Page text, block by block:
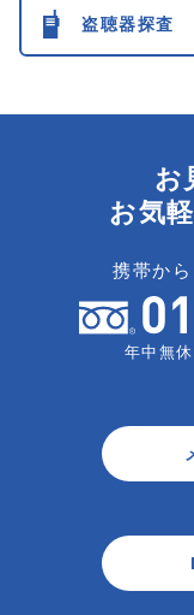
盗聴器探査
お
お気
携帯か
年中無